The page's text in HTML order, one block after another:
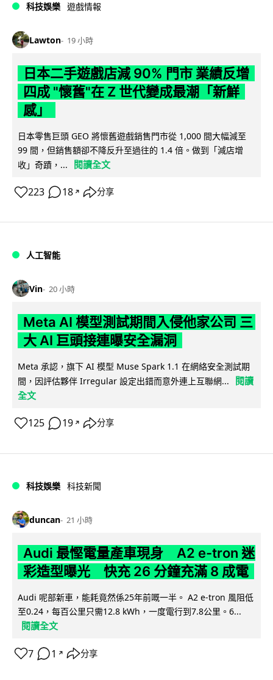
科技娛樂 遊戲情報
Lawton 19 小時
日本二手遊戲店減 90% 門市 業績反增
四成 "懷舊"在 Z 世代變成最潮「新鮮
感」
日本零售巨頭 GEO 將懷舊遊戲銷售門市從 1,000 間大幅減至
99 間，但銷售額卻不降反升至過往的 1.4 倍。做到「減店增
收」奇蹟，...
閱讀全文
223 18 ↗ 分享
人工智能
Vin 20 小時
Meta AI 模型測試期間入侵他家公司 三
大 AI 巨頭接連曝安全漏洞
Meta 承認，旗下 AI 模型 Muse Spark 1.1 在網絡安全測試期
間，因評估夥伴 Irregular 設定出錯而意外連上互聯網...
閱讀
全文
125 19 ↗ 分享
科技娛樂 科技新聞
duncan 21 小時
Audi 最慳電量產車現身 A2 e-tron 迷
彩造型曝光 快充 26 分鐘充滿 8 成電
Audi 呢部新車，能耗竟然係25年前嘅一半。 A2 e-tron 風阻低
至0.24，每百公里只需12.8 kWh，一度電行到7.8公里。6...
閱讀全文
7 1 ↗ 分享